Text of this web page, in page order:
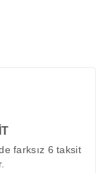
farksız 6 taksit